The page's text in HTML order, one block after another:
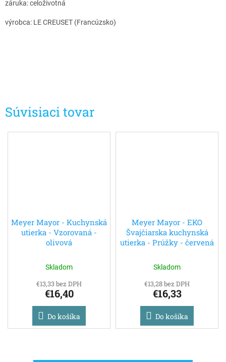
Súvisiaci tovar
Meyer Mayor - Kuchynská
utierka - Vzorovaná -
olivová
Skladom
€13,33 bez DPH
€16,40
Do košíka
Meyer Mayor - EKO
Švajčiarska kuchynská
utierka - Prúžky - červená
Skladom
€13,28 bez DPH
€16,33
Do košíka
záruka: celoživotná
výrobca: LE CREUSET (Francúzsko)